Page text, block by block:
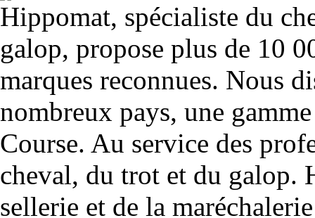
Hippomat, spécialiste du
galop, propose plus de 10
marques reconnues. Nous
nombreux pays, une
Course. Au service des
cheval, du trot et du galop.
sellerie et de la